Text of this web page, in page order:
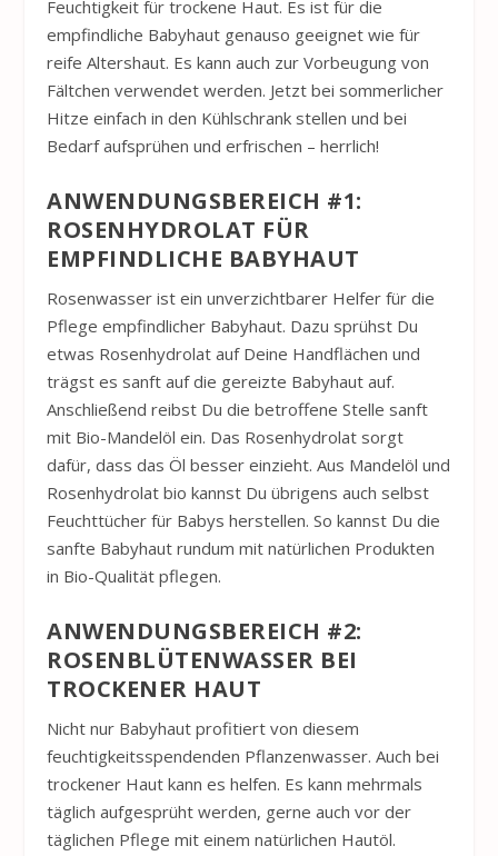
Feuchtigkeit für trockene Haut. Es ist für die
empfindliche Babyhaut genauso geeignet wie für
reife Altershaut. Es kann auch zur Vorbeugung von
Fältchen verwendet werden. Jetzt bei sommerlicher
Hitze einfach in den Kühlschrank stellen und bei
Bedarf aufsprühen und erfrischen – herrlich!
ANWENDUNGSBEREICH #1:
ROSENHYDROLAT FÜR
EMPFINDLICHE BABYHAUT
Rosenwasser ist ein unverzichtbarer Helfer für die
Pflege empfindlicher Babyhaut. Dazu sprühst Du
etwas Rosenhydrolat auf Deine Handflächen und
trägst es sanft auf die gereizte Babyhaut auf.
Anschließend reibst Du die betroffene Stelle sanft
mit Bio-Mandelöl ein. Das Rosenhydrolat sorgt
dafür, dass das Öl besser einzieht. Aus Mandelöl und
Rosenhydrolat bio kannst Du übrigens auch selbst
Feuchttücher für Babys herstellen. So kannst Du die
sanfte Babyhaut rundum mit natürlichen Produkten
in Bio-Qualität pflegen.
ANWENDUNGSBEREICH #2:
ROSENBLÜTENWASSER BEI
TROCKENER HAUT
Nicht nur Babyhaut profitiert von diesem
feuchtigkeitsspendenden Pflanzenwasser. Auch bei
trockener Haut kann es helfen. Es kann mehrmals
täglich aufgesprüht werden, gerne auch vor der
täglichen Pflege mit einem natürlichen Hautöl.